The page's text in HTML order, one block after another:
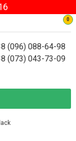
0
(096) 088-64-98
(073) 043-73-09